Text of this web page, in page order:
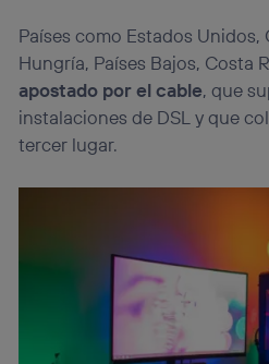
Países como Estados Unidos,
Hungría, Países Bajos, Costa
apostado por el cable, que
instalaciones de DSL y que
tercer lugar.